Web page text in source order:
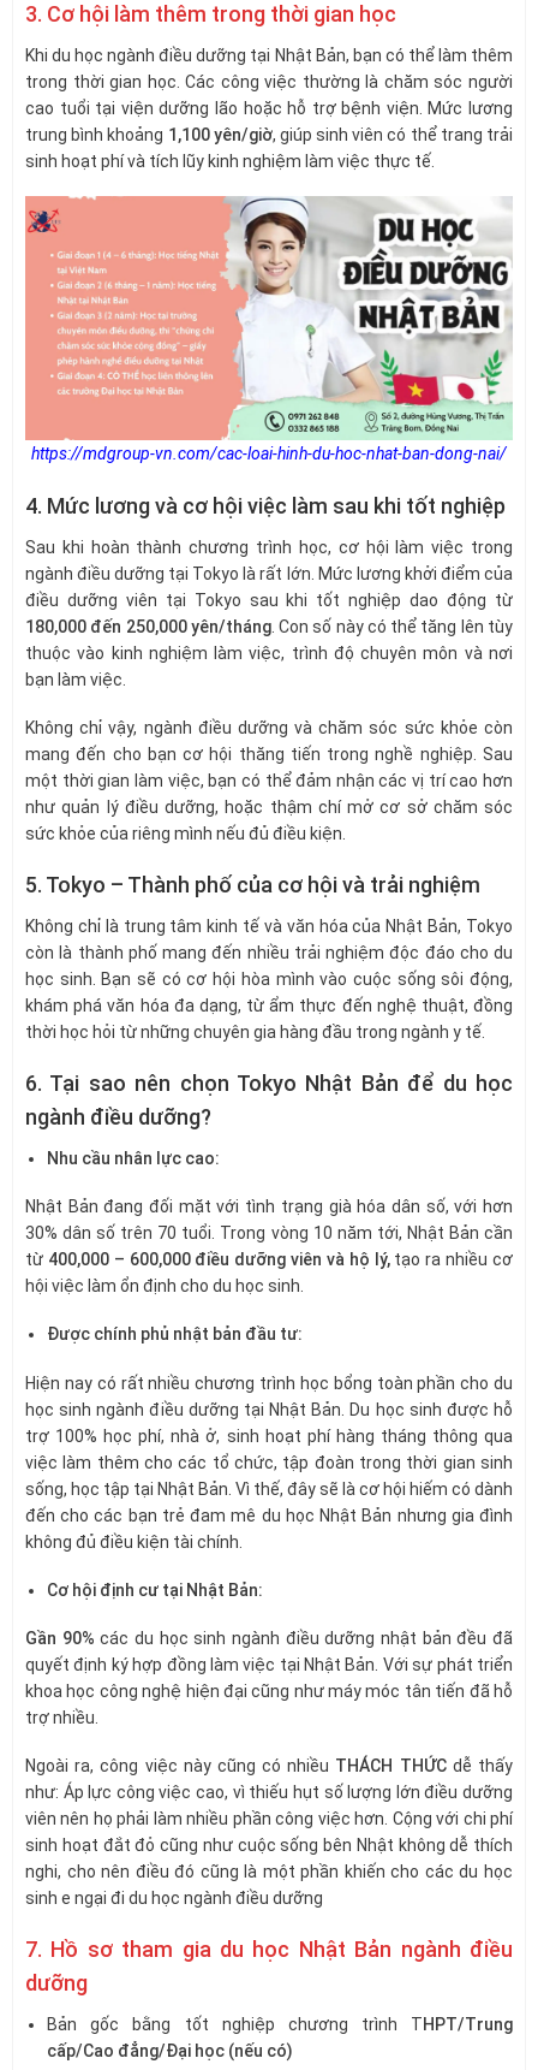
3. Cơ hội làm thêm trong thời gian học
Khi du học ngành điều dưỡng tại Nhật Bản, bạn có thể làm thêm
trong thời gian học. Các công việc thường là chăm sóc người
cao tuổi tại viện dưỡng lão hoặc hỗ trợ bệnh viện. Mức lương
trung bình khoảng 1,100 yên/giờ, giúp sinh viên có thể trang trải
sinh hoạt phí và tích lũy kinh nghiệm làm việc thực tế.
https://mdgroup-vn.com/cac-loai-hinh-du-hoc-nhat-ban-dong-nai/
4. Mức lương và cơ hội việc làm sau khi tốt nghiệp
Sau khi hoàn thành chương trình học, cơ hội làm việc trong
ngành điều dưỡng tại Tokyo là rất lớn. Mức lương khởi điểm của
điều dưỡng viên tại Tokyo sau khi tốt nghiệp dao động từ
180,000 đến 250,000 yên/tháng. Con số này có thể tăng lên tùy
thuộc vào kinh nghiệm làm việc, trình độ chuyên môn và nơi
bạn làm việc.
Không chỉ vậy, ngành điều dưỡng và chăm sóc sức khỏe còn
mang đến cho bạn cơ hội thăng tiến trong nghề nghiệp. Sau
một thời gian làm việc, bạn có thể đảm nhận các vị trí cao hơn
như quản lý điều dưỡng, hoặc thậm chí mở cơ sở chăm sóc
sức khỏe của riêng mình nếu đủ điều kiện.
5. Tokyo – Thành phố của cơ hội và trải nghiệm
Không chỉ là trung tâm kinh tế và văn hóa của Nhật Bản, Tokyo
còn là thành phố mang đến nhiều trải nghiệm độc đáo cho du
học sinh. Bạn sẽ có cơ hội hòa mình vào cuộc sống sôi động,
khám phá văn hóa đa dạng, từ ẩm thực đến nghệ thuật, đồng
thời học hỏi từ những chuyên gia hàng đầu trong ngành y tế.
6. Tại sao nên chọn Tokyo Nhật Bản để du học
ngành điều dưỡng?
Nhu cầu nhân lực cao:
Nhật Bản đang đối mặt với tình trạng già hóa dân số, với hơn
30% dân số trên 70 tuổi. Trong vòng 10 năm tới, Nhật Bản cần
từ 400,000 – 600,000 điều dưỡng viên và hộ lý,tạo ra nhiều cơ
hội việc làm ổn định cho du học sinh.
Được chính phủ nhật bản đầu tư:
Hiện nay có rất nhiều chương trình học bổng toàn phần cho du
học sinh ngành điều dưỡng tại Nhật Bản. Du học sinh được hỗ
trợ 100% học phí, nhà ở, sinh hoạt phí hàng tháng thông qua
việc làm thêm cho các tổ chức, tập đoàn trong thời gian sinh
sống, học tập tại Nhật Bản. Vì thế, đây sẽ là cơ hội hiếm có dành
đến cho các bạn trẻ đam mê du học Nhật Bản nhưng gia đình
không đủ điều kiện tài chính.
Cơ hội định cư tại Nhật Bản:
Gần 90% các du học sinh ngành điều dưỡng nhật bản đều đã
quyết định ký hợp đồng làm việc tại Nhật Bản. Với sự phát triển
khoa học công nghệ hiện đại cũng như máy móc tân tiến đã hỗ
trợ nhiều.
Ngoài ra, công việc này cũng có nhiều THÁCH THỨCdễ thấy
như: Áp lực công việc cao, vì thiếu hụt số lượng lớn điều dưỡng
viên nên họ phải làm nhiều phần công việc hơn. Cộng với chi phí
sinh hoạt đắt đỏ cũng như cuộc sống bên Nhật không dễ thích
nghi, cho nên điều đó cũng là một phần khiến cho các du học
sinh e ngại đi du học ngành điều dưỡng
7. Hồ sơ tham gia du học Nhật Bản ngành điều
dưỡng
Bản gốc bằng tốt nghiệp chương trình THPT/Trung
cấp/Cao đẳng/Đại học (nếu có)